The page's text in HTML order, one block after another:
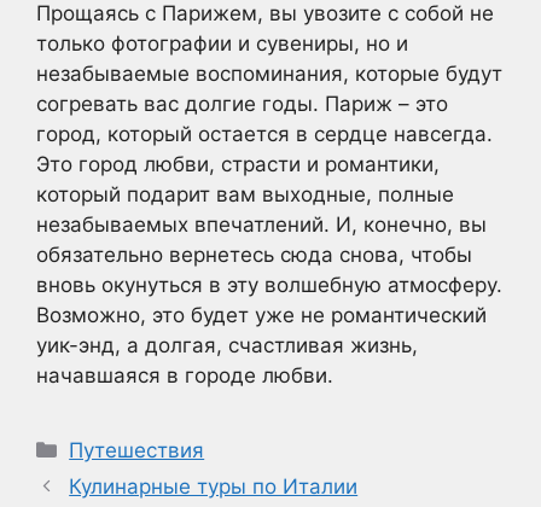
Прощаясь с Парижем, вы увозите с собой не
только фотографии и сувениры, но и
незабываемые воспоминания, которые будут
согревать вас долгие годы. Париж – это
город, который остается в сердце навсегда.
Это город любви, страсти и романтики,
который подарит вам выходные, полные
незабываемых впечатлений. И, конечно, вы
обязательно вернетесь сюда снова, чтобы
вновь окунуться в эту волшебную атмосферу.
Возможно, это будет уже не романтический
уик-энд, а долгая, счастливая жизнь,
начавшаяся в городе любви.
Рубрики
Путешествия
Кулинарные туры по Италии